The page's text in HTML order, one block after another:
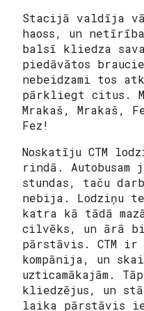
Stacijā valdīja
haoss, un
balsī kliedza
piedāvātos
nebeidzami tos
pārkliegt citus.
Mrakaš, Mrakaš,
Fez!
Noskatīju CTM
rindā. Autobusam
stundas, taču
nebija. Lodziņu
katra kā tādā
cilvēks, un ārā
pārstāvis. CTM ir
kompānija, un
uzticamākajām.
kliedzējus, un
laika pārstāvis